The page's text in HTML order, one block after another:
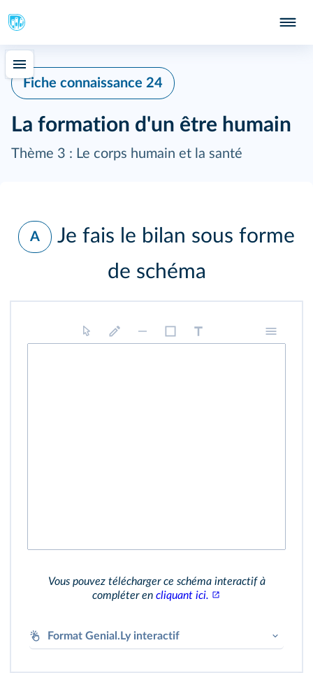
Fiche connaissance 24
La formation d'un être humain
Thème 3 : Le corps humain et la santé
A
Je fais le bilan sous forme
de schéma
Vous pouvez télécharger ce schéma interactif à
compléter en cliquant ici.
Format Genial.Ly interactif